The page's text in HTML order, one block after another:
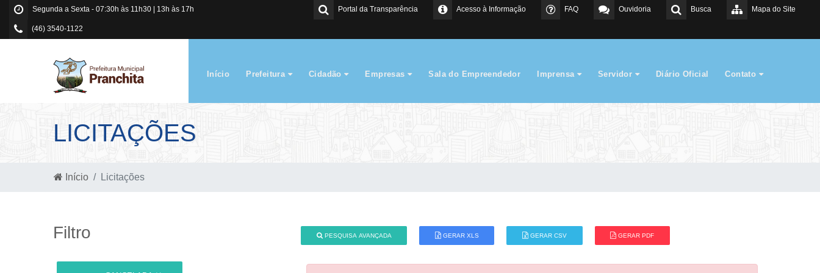
Segunda a Sexta - 07:30h às 11h30 | 13h às 17h
(46) 3540-1122
Mapa do Site
Busca
Ouvidoria
FAQ
Acesso à Informação
Portal da Transparência
Início Prefeitura Cidadão Empresas Sala do Empreendedor Imprensa Servidor Diário Oficial Contato
LICITAÇÕES
Início Licitações
Filtro PESQUISA AVANÇADA GERAR XLS GERAR CSV GERAR PDF